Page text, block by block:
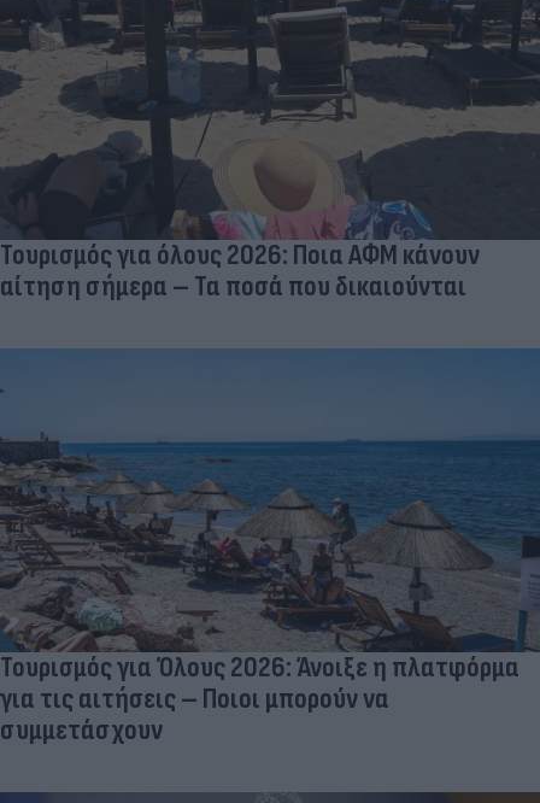
Τουρισμός για όλους 2026: Ποια ΑΦΜ κάνουν
αίτηση σήμερα – Τα ποσά που δικαιούνται
Τουρισμός για Όλους 2026: Άνοιξε η πλατφόρμα
για τις αιτήσεις – Ποιοι μπορούν να
συμμετάσχουν